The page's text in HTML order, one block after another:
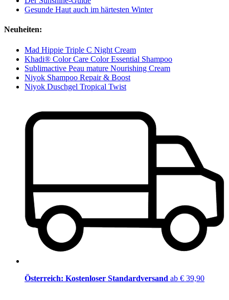
Gesunde Haut auch im härtesten Winter
Neuheiten:
Mad Hippie Triple C Night Cream
Khadi® Color Care Color Essential Shampoo
Sublimactive Peau mature Nourishing Cream
Niyok Shampoo Repair & Boost
Niyok Duschgel Tropical Twist
Österreich: Kostenloser Standardversand ab € 39,90